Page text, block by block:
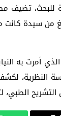
للبحث، تضيف
من سيدة
أمرت به
النظرية،
الطبي،